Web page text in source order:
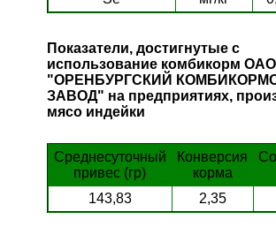
Показатели, достигнутые с
использование комбикорм ОАО
"ОРЕНБУРГСКИЙ
ЗАВОД" на предприятиях,
мясо индейки
Среднесуточный
привес (гр)
Конверсия
корма
143,83
2,35